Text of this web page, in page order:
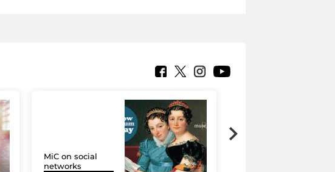
MiC on social
networks